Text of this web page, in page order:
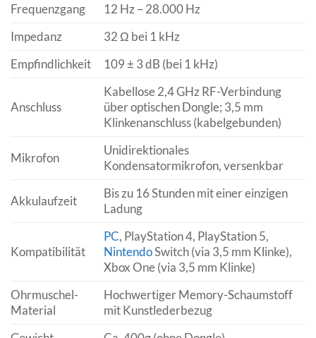
Frequenzgang
12 Hz – 28.000 Hz
Impedanz
32 Ω bei 1 kHz
Empfindlichkeit
109 ± 3 dB (bei 1 kHz)
Anschluss
Kabellose 2,4 GHz RF-Verbindung
über optischen Dongle; 3,5 mm
Klinkenanschluss (kabelgebunden)
Mikrofon
Unidirektionales
Kondensatormikrofon, versenkbar
Akkulaufzeit
Bis zu 16 Stunden mit einer einzigen
Ladung
Kompatibilität
PC, PlayStation 4, PlayStation 5,
NintendoSwitch (via 3,5 mm Klinke),
Xbox One (via 3,5 mm Klinke)
Ohrmuschel-
Material
Hochwertiger Memory-Schaumstoff
mit Kunstlederbezug